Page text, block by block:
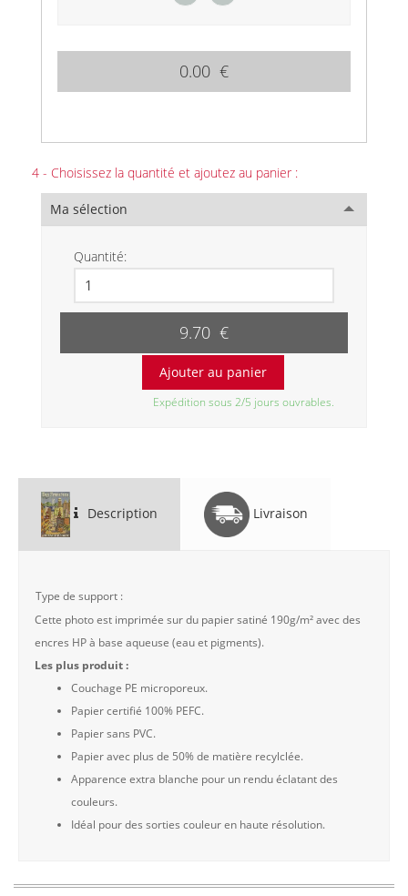
0.00 €
4 - Choisissez la quantité et ajoutez au panier :
Ma sélection
Quantité:
9.70 €
Expédition sous 2/5 jours ouvrables.
Description Livraison
Type de support :
Cette photo est imprimée sur du papier satiné 190g/m² avec des
encres HP à base aqueuse (eau et pigments).
Les plus produit :
Couchage PE microporeux.
Papier certifié 100% PEFC.
Papier sans PVC.
Papier avec plus de 50% de matière recylclée.
Apparence extra blanche pour un rendu éclatant des
couleurs.
Idéal pour des sorties couleur en haute résolution.